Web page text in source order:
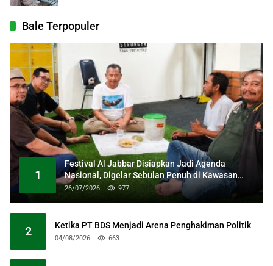
Bale Terpopuler
1
Festival Al Jabbar Disiapkan Jadi Agenda
Nasional, Digelar Sebulan Penuh di Kawasan
Masjid Raya Al Jabbar
26/07/2026 977
2 Ketika PT BDS Menjadi Arena Penghakiman Politik
04/08/2026 663